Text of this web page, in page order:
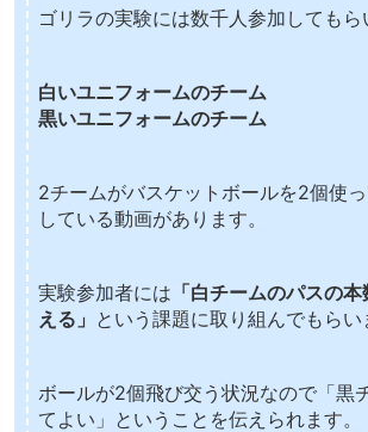
ゴリラの実験には数千人参加してもら
白いユニフォームのチーム
黒いユニフォームのチーム
2チームがバスケットボールを2個使
している動画があります。
実験参加者には 「白チームのパスの
える」 という課題に取り組んでもらい
ボールが2個飛び交う状況なので「黒
てよい」ということを伝えられます。